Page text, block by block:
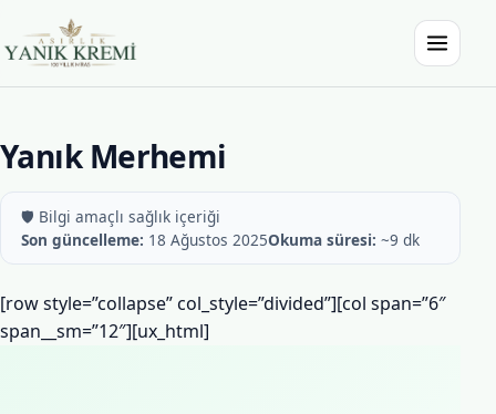
Asırlık Yanık Kremi
Menüyü
Yanık Merhemi
🛡️ Bilgi amaçlı sağlık içeriği
Son güncelleme: 18 Ağustos 2025Okuma süresi: ~9 dk
[row style=”collapse” col_style=”divided”][col span=”6″
span__sm=”12″][ux_html]